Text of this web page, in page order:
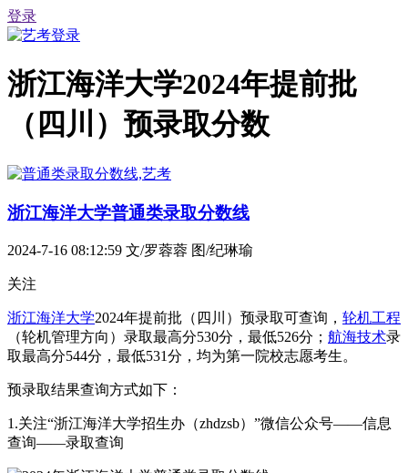
登录
浙江海洋大学2024年提前批
（四川）预录取分数
浙江海洋大学普通类录取分数线
2024-7-16 08:12:59 文/罗蓉蓉 图/纪琳瑜
关注
浙江海洋大学2024年提前批（四川）预录取可查询， 轮机工程
（轮机管理方向）录取最高分530分，最低526分； 航海技术录
取最高分544分，最低531分，均为第一院校志愿考生。
预录取结果查询方式如下：
1.关注“浙江海洋大学招生办（zhdzsb）”微信公众号——信息
查询——录取查询